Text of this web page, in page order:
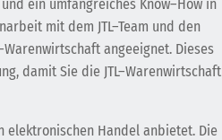
und ein umfangreiches Know– How in
arbeit mit dem JTL–Team und den
Warenwirtschaft angeeignet. Dieses
, damit Sie die JTL–Warenwirtschaft
elektronischen Handel anbietet. Die